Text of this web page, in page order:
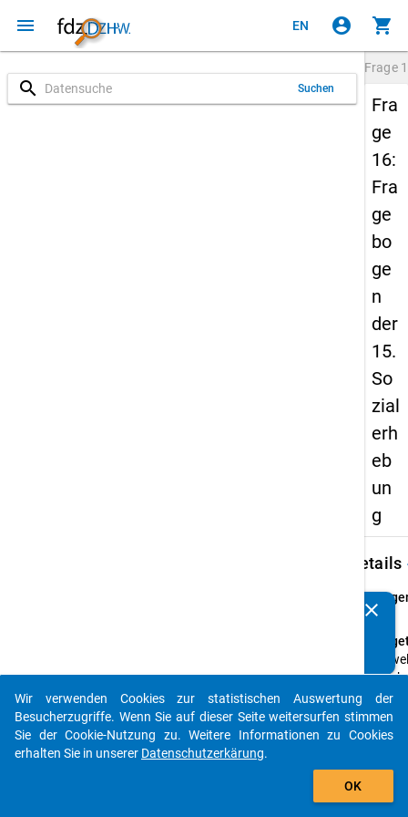
menu EN account_circle shopping_cart
search Suchen
Frage
Fra
ge
16:
Fra
ge
bo
ge
n
der
15.
So
zial
erh
eb
un
g
Details
16
An
Sie die
clear
auto_stories
add_shopping_cart
Wir verwenden Cookies zur statistischen Auswertung der
Besucherzugriffe. Wenn Sie auf dieser Seite weitersurfen stimmen
Sie der Cookie-Nutzung zu. Weitere Informationen zu Cookies
erhalten Sie in unserer Datenschutzerkärung.
OK